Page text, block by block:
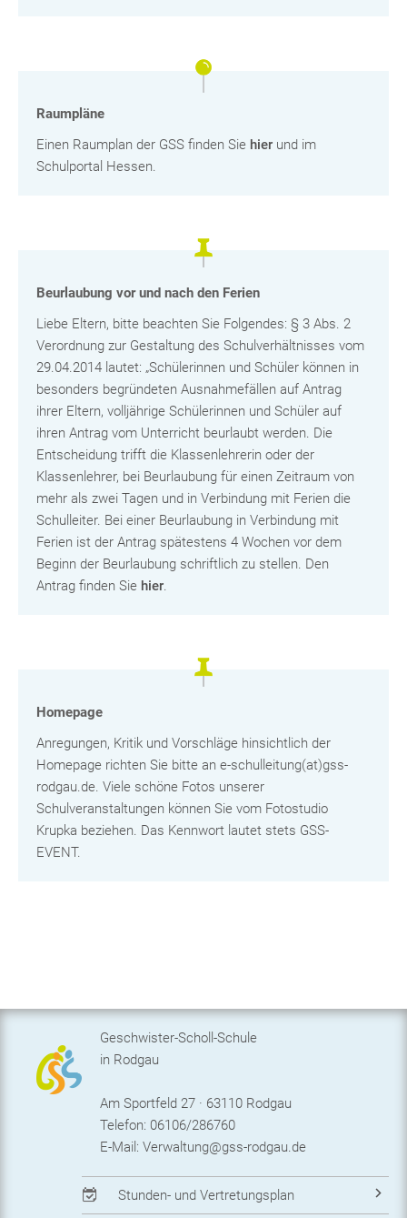
Raumpläne
Einen Raumplan der GSS finden Sie hier und im
Schulportal Hessen.
Beurlaubung vor und nach den Ferien
Liebe Eltern, bitte beachten Sie Folgendes: § 3 Abs. 2
Verordnung zur Gestaltung des Schulverhältnisses vom
29.04.2014 lautet: „Schülerinnen und Schüler können in
besonders begründeten Ausnahmefällen auf Antrag
ihrer Eltern, volljährige Schülerinnen und Schüler auf
ihren Antrag vom Unterricht beurlaubt werden. Die
Entscheidung trifft die Klassenlehrerin oder der
Klassenlehrer, bei Beurlaubung für einen Zeitraum von
mehr als zwei Tagen und in Verbindung mit Ferien die
Schulleiter. Bei einer Beurlaubung in Verbindung mit
Ferien ist der Antrag spätestens 4 Wochen vor dem
Beginn der Beurlaubung schriftlich zu stellen. Den
Antrag finden Sie hier.
Homepage
Anregungen, Kritik und Vorschläge hinsichtlich der
Homepage richten Sie bitte an e-schulleitung(at)gss-
rodgau.de. Viele schöne Fotos unserer
Schulveranstaltungen können Sie vom Fotostudio
Krupka beziehen. Das Kennwort lautet stets GSS-
EVENT.
Geschwister-Scholl-Schule
in Rodgau
Am Sportfeld 27 · 63110 Rodgau
Telefon: 06106/286760
E-Mail: Verwaltung@gss-rodgau.de
Stunden- und Vertretungsplan